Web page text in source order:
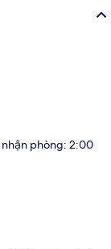
phòng: 2:00